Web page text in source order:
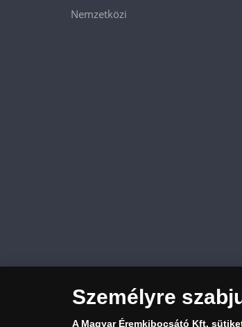
Nemzetközi
Személyre
A Magyar Éremkibocsátó Kft.